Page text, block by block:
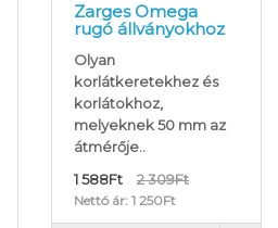
Zarges Omega
rugó állványokhoz
Olyan
korlátkeretekhez és
korlátokhoz,
melyeknek 50 mm az
átmérője..
1 588Ft
2 309Ft
Nettó ár: 1 250Ft